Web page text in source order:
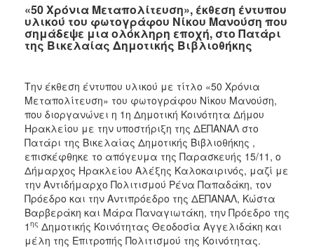
2022
2021
2019
2018
2017
2016
2015
2013
2012
2011
«50 Χρόνια Μεταπολίτευση», έκθεση έντυπου
υλικού του φωτογράφου Νίκου Μανούση που
σημάδεψε μια ολόκληρη εποχή, στο Πατάρι
της Βικελαίας Δημοτικής Βιβλιοθήκης
Την έκθεση έντυπου υλικού με τίτλο «50 Χρόνια
Μεταπολίτευση» του φωτογράφου Νίκου Μανούση,
που διοργανώνει η 1η Δημοτική Κοινότητα Δήμου
Ηρακλείου με την υποστήριξη της ΔΕΠΑΝΑΛ στο
Πατάρι της Βικελαίας Δημοτικής Βιβλιοθήκης ,
επισκέφθηκε το απόγευμα της Παρασκευής 15/11, ο
Δήμαρχος Ηρακλείου Αλέξης Καλοκαιρινός, μαζί με
την Αντιδήμαρχο Πολιτισμού Ρένα Παπαδάκη, τον
Πρόεδρο και την Αντιπρόεδρο της ΔΕΠΑΝΑΛ, Κώστα
Βαρβεράκη και Μάρα Παναγιωτάκη, την Πρόεδρο της
1 ης Δημοτικής Κοινότητας Θεοδοσία Αγγελιδάκη και
μέλη της Επιτροπής Πολιτισμού της Κοινότητας.